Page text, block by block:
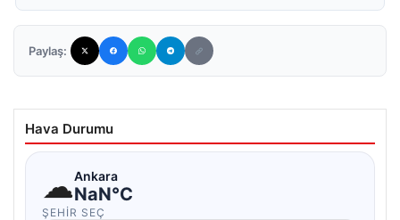
Paylaş:
Hava Durumu
☁Ankara
NaN°C
ŞEHIR SEÇ